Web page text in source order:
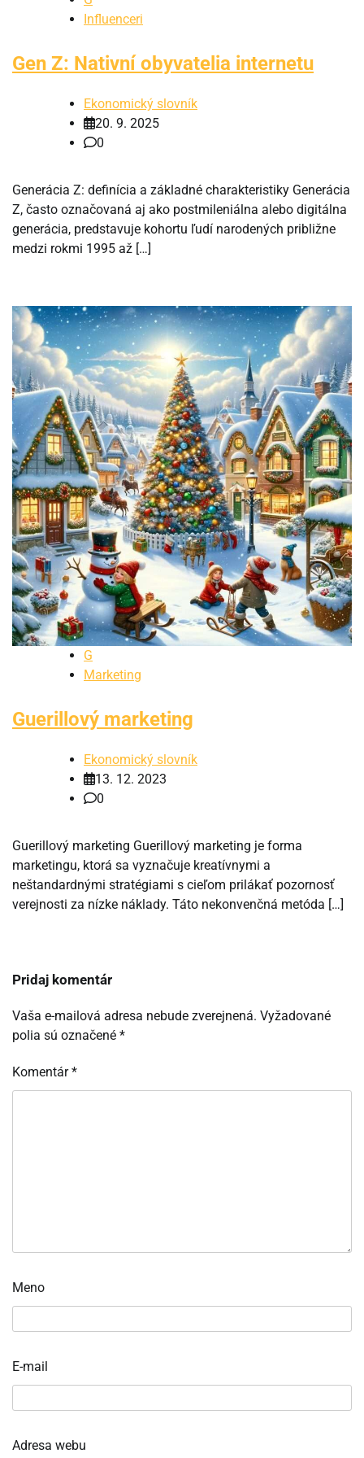
Influenceri
Gen Z: Nativní obyvatelia internetu
Ekonomický slovník
20. 9. 2025
0
Generácia Z: definícia a základné charakteristiky Generácia
Z, často označovaná aj ako postmileniálna alebo digitálna
generácia, predstavuje kohortu ľudí narodených približne
medzi rokmi 1995 až […]
G
Marketing
Guerillový marketing
Ekonomický slovník
13. 12. 2023
0
Guerillový marketing Guerillový marketing je forma
marketingu, ktorá sa vyznačuje kreatívnymi a
neštandardnými stratégiami s cieľom prilákať pozornosť
verejnosti za nízke náklady. Táto nekonvenčná metóda […]
Pridaj komentár
Vaša e-mailová adresa nebude zverejnená. Vyžadované
polia sú označené *
Komentár*
Meno
E-mail
Adresa webu